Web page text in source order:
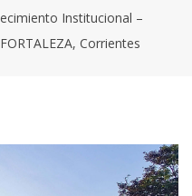
Institucional –
Corrientes